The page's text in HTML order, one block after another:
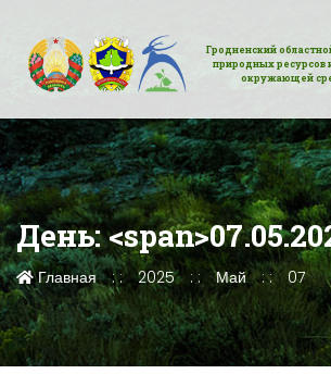
Гродненский
природных ресурсов
окружающей
День:
Главная 2025 Май 07